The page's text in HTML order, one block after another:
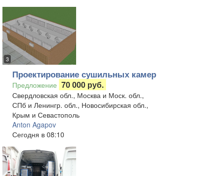
3
Проектирование сушильных камер
Предложение 70 000 руб.
Свердловская обл., Москва и Моск. обл.,
СПб и Ленингр. обл., Новосибирская обл.,
Крым и Севастополь
Anton Agapov
Сегодня в 08:10